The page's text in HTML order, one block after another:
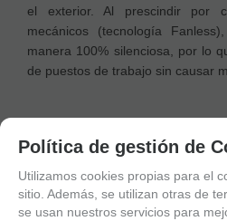
el exterior. Al prescindir por
mecánicos (tecnología
manera 100% silenciosa, por lo
de puestos de trabajo sin causar
DE UN VISTAZO
Switch Gigabit de 16
Política de gestión de
Utilizamos cookies propias para el
sitio. Además, se utilizan otras de
se usan nuestros servicios para